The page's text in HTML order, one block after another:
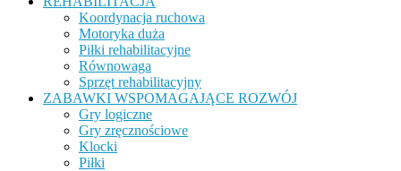
Koordynacja ruchowa
Motoryka duża
Piłki rehabilitacyjne
Równowaga
Sprzęt rehabilitacyjny
ZABAWKI WSPOMAGAJĄCE ROZWÓJ
Gry logiczne
Gry zręcznościowe
Klocki
Piłki